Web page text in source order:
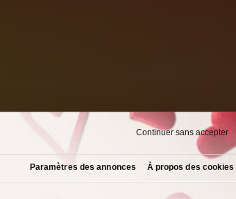
Continuer sans accepter
Paramètres des annonces À propos des cookies